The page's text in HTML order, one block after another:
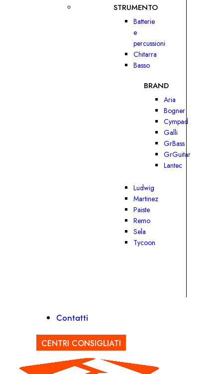
STRUMENTO
Batterie
e
percussioni
Chitarra
Basso
BRAND
Aria
Bogner
Cympad
Galli
GrBass
GrGuitar
Lantec
Ludwig
Martinez
Paiste
Remo
Sela
Tycoon
Contatti
CENTRI CONSIGLIATI